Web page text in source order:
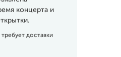
концерта и
доставки